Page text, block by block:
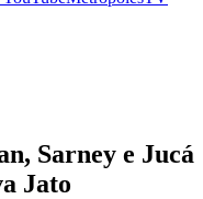
Sarney e Jucá
Jato